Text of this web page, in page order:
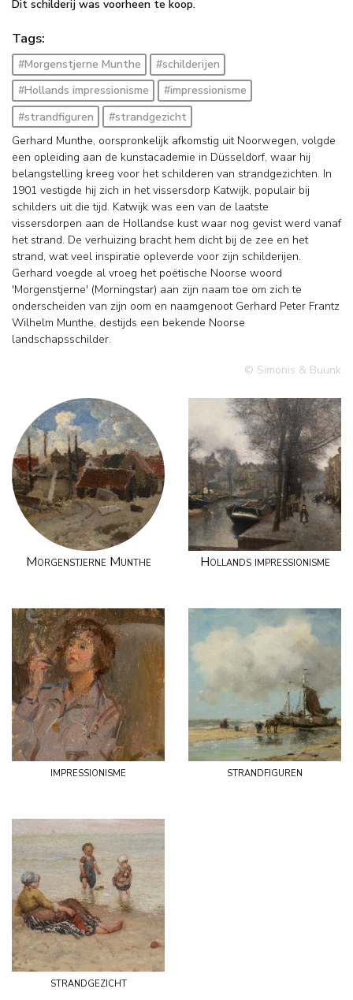
Dit schilderij was voorheen te koop.
Tags:
#Morgenstjerne Munthe
#schilderijen
#Hollands impressionisme
#impressionisme
#strandfiguren
#strandgezicht
Gerhard Munthe, oorspronkelijk afkomstig uit Noorwegen, volgde
een opleiding aan de kunstacademie in Düsseldorf, waar hij
belangstelling kreeg voor het schilderen van strandgezichten. In
1901 vestigde hij zich in het vissersdorp Katwijk, populair bij
schilders uit die tijd. Katwijk was een van de laatste
vissersdorpen aan de Hollandse kust waar nog gevist werd vanaf
het strand. De verhuizing bracht hem dicht bij de zee en het
strand, wat veel inspiratie opleverde voor zijn schilderijen.
Gerhard voegde al vroeg het poëtische Noorse woord
'Morgenstjerne' (Morningstar) aan zijn naam toe om zich te
onderscheiden van zijn oom en naamgenoot Gerhard Peter Frantz
Wilhelm Munthe, destijds een bekende Noorse
landschapsschilder.
© Simonis & Buunk
Morgenstjerne Munthe Hollands impressionisme
impressionisme strandfiguren
strandgezicht